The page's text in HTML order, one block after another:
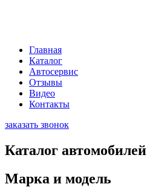
Главная
Каталог
Автосервис
Отзывы
Видео
Контакты
заказать звонок
Каталог автомобилей
Марка и модель